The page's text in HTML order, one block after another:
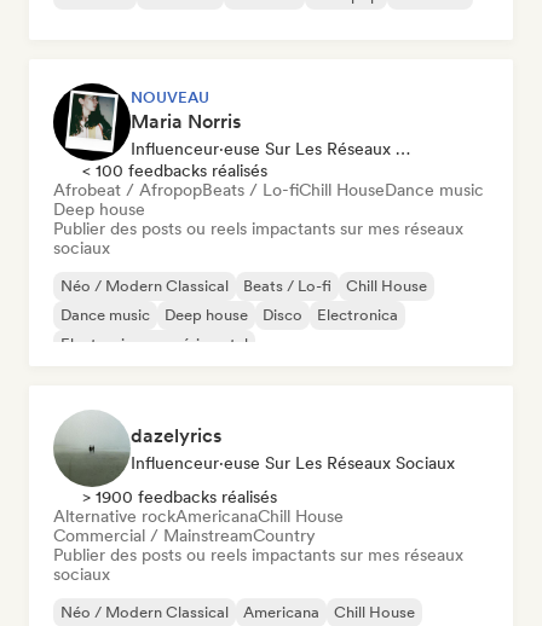
NOUVEAU
Maria Norris
Influenceur·euse Sur Les Réseaux Sociaux
< 100 feedbacks réalisés
Afrobeat / AfropopBeats / Lo-fiChill HouseDance music
Deep house
Publier des posts ou reels impactants sur mes réseaux
sociaux
Néo / Modern Classical Beats / Lo-fi
Chill House
Dance music
Deep house Disco
Electronica
Electronique expérimental
dazelyrics
Influenceur·euse Sur Les Réseaux Sociaux
> 1900 feedbacks réalisés
Alternative rockAmericanaChill House
Commercial / MainstreamCountry
Publier des posts ou reels impactants sur mes réseaux
sociaux
Néo / Modern Classical Americana
Chill House